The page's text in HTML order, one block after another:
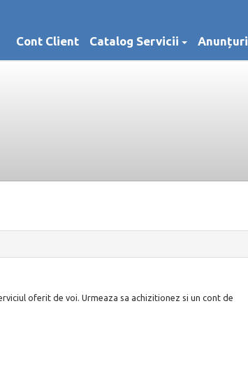
Cont Client Catalog Servicii Anunțuri
oferit de voi. Urmeaza sa achizitionez si un cont de